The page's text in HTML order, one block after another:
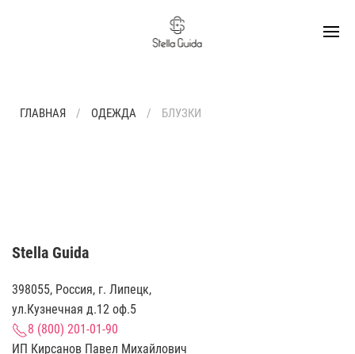
ГЛАВНАЯ ОДЕЖДА БЛУЗКИ
Stella Guida
398055, Россия, г. Липецк,
ул.Кузнечная д.12 оф.5
8 (800) 201-01-90
ИП Кирсанов Павел Михайлович